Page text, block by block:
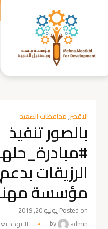
الاقصر,محافظات الصعيد
بالصور تنفيذ
الرزيقات
مؤسسة
Posted on يوليو 20, 2019
by
admin لا توجد